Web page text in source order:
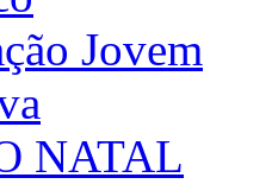
Jovem
NATAL